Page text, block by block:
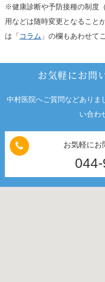
※健康診断や予防接種の制度
用などは随時変更となること
は「コラム 」の欄もあわせて
お気軽にお問
中村医院へご質問などありま
い合わ
お気軽にお